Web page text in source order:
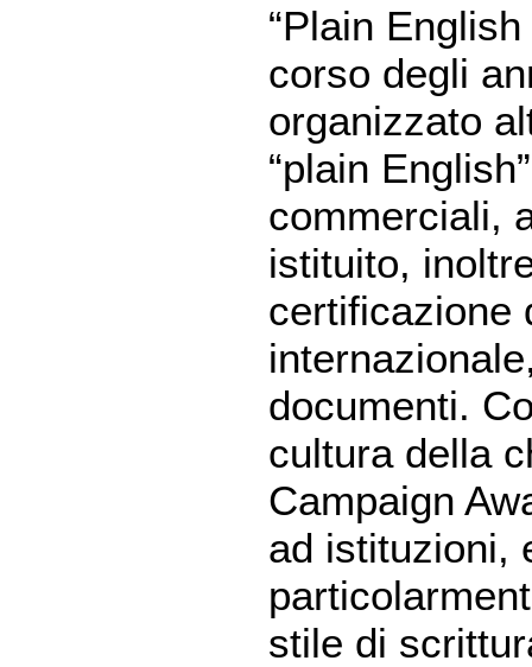
“Plain
corso degli
organizzato
“plain
commerciali,
istituito,
certificazione
documenti.
cultura della
Campaign
ad istituzioni,
stile di